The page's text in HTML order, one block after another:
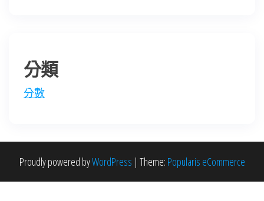
分類
分數
Proudly powered byWordPress | Theme: Popularis eCommerce